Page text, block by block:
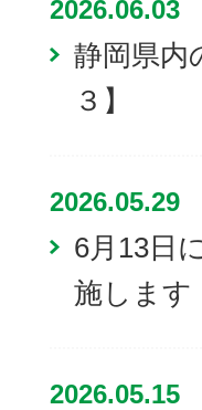
2026.06.03
静岡県
３】
2026.05.29
6月13日
施します
2026.05.15